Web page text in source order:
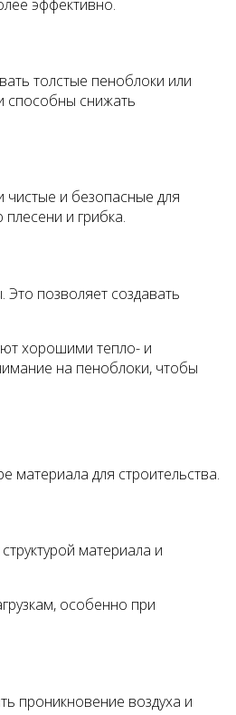
эффективно.
толстые пеноблоки или
способны снижать
чистые и безопасные для
и грибка.
позволяет создавать
хорошими тепло- и
на пеноблоки, чтобы
для строительства.
материала и
особенно при
проникновение воздуха и